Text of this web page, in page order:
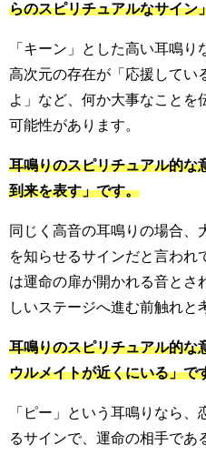
らのスピリチュアルなサイン
「キーン」とした高い耳鳴
高次元の存在が「応援してい
よ」など、何か大事なことを
可能性があります。
耳鳴りのスピリチュアル的な
到来を表す」です。
同じく高音の耳鳴りの場合、
を知らせるサインだと言われ
は運命の扉が開かれる音とさ
しいステージへ進む前触れと
耳鳴りのスピリチュアル的な
ウルメイトが近くにいる」で
「ピー」という耳鳴りなら
るサインで、運命の相手であ